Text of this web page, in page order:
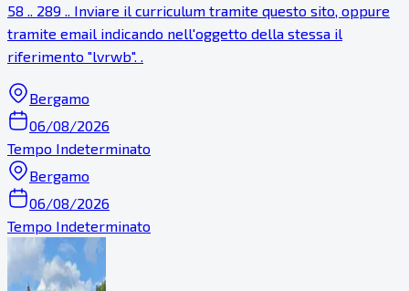
58 .. 289 .. Inviare il curriculum tramite questo sito, oppure
tramite email indicando nell'oggetto della stessa il
riferimento "lvrwb". .
Bergamo
06/08/2026
Tempo Indeterminato
Bergamo
06/08/2026
Tempo Indeterminato